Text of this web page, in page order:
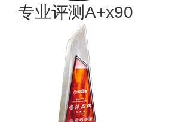
专业评测A+x90